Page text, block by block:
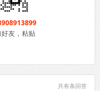
友，粘贴
共有条回答